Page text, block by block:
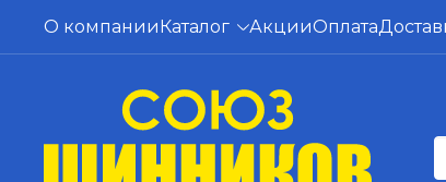
О компанииКаталог АкцииОплата